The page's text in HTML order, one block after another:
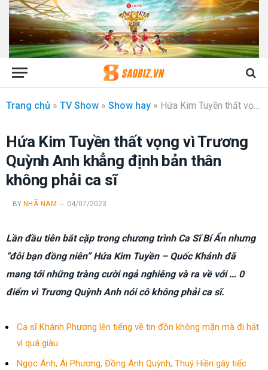
Trang chủ » TV Show » Show hay » Hứa Kim Tuyền thất vọng vì Trương Quỳnh Anh khẳng định bản thân không phải ca sĩ
Hứa Kim Tuyền thất vọng vì Trương
Quỳnh Anh khẳng định bản thân
không phải ca sĩ
BY NHÃ NAM 04/07/2023
Lần đầu tiên bắt cặp trong chương trình Ca Sĩ Bí Ẩn nhưng
“đôi bạn đồng niên” Hứa Kim Tuyền – Quốc Khánh đã
mang tới những tràng cười ngả nghiêng và ra về với … 0
điểm vì Trương Quỳnh Anh nói cô không phải ca sĩ.
Ca sĩ Khánh Phương lên tiếng về tin đồn không mặn mà đi hát
vì quá giàu
Ngọc Ánh, Ái Phương, Đồng Ánh Quỳnh, Thuý Hiền gây tiếc